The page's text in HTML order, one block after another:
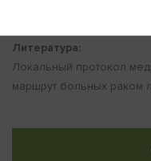
Литература:
Локальный протокол
маршрут больных раком